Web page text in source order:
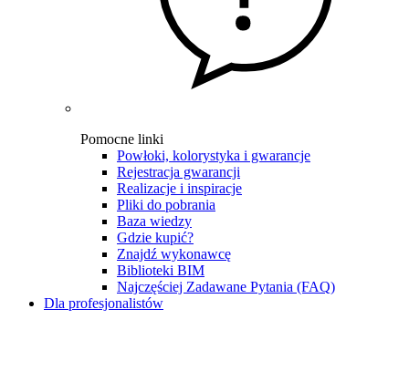
Pomocne linki
Powłoki, kolorystyka i gwarancje
Rejestracja gwarancji
Realizacje i inspiracje
Pliki do pobrania
Baza wiedzy
Gdzie kupić?
Znajdź wykonawcę
Biblioteki BIM
Najczęściej Zadawane Pytania (FAQ)
Dla profesjonalistów